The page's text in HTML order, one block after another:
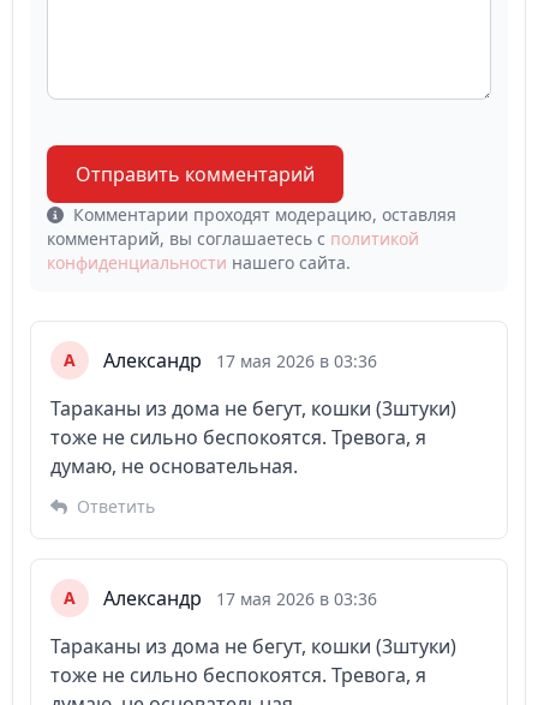
Отправить комментарий
Комментарии проходят модерацию, оставляя
комментарий, вы соглашаетесь с политикой
конфиденциальности нашего сайта.
А Александр 17 мая 2026 в 03:36
Тараканы из дома не бегут, кошки (3штуки)
тоже не сильно беспокоятся. Тревога, я
думаю, не основательная.
Ответить
А Александр 17 мая 2026 в 03:36
Тараканы из дома не бегут, кошки (3штуки)
тоже не сильно беспокоятся. Тревога, я